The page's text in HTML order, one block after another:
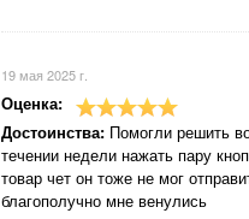
19 мая 2025 г.
Оценка:
Достоинства: Помогли решить
течении недели нажать пару
товар чет он тоже не мог
благополучно мне венулись